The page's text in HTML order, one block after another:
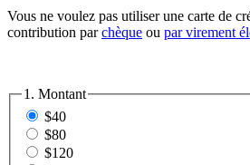
Vous ne voulez pas utiliser une carte de
contribution parchèque ou par virement
1. Montant
$40
$80
$120